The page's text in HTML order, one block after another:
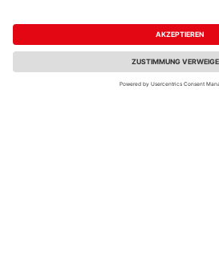
3 weitere Händler